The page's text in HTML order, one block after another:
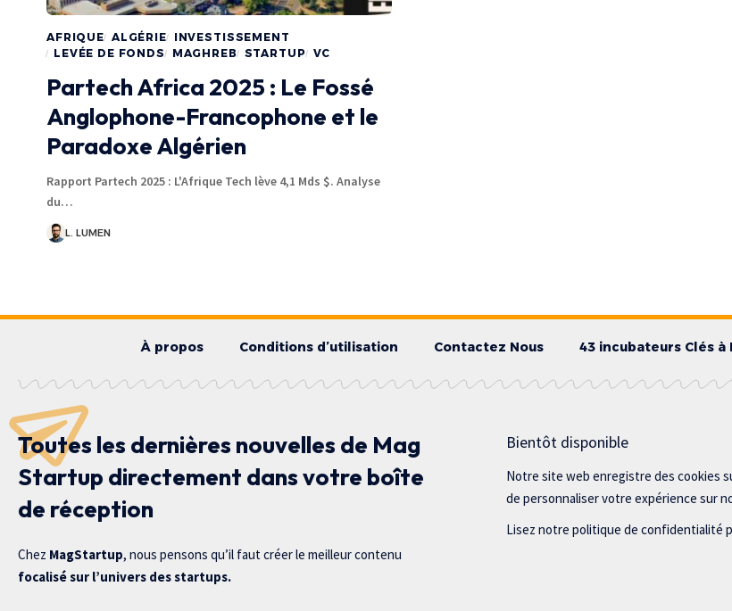
AFRIQUE ALGÉRIE
INVESTISSEMENT
LEVÉE DE FONDS
MAGHREB STARTUP VC
Partech Africa 2025 : Le Fossé
Anglophone-Francophone et le
Paradoxe Algérien
Rapport Partech 2025 : L'Afrique Tech lève 4,1 Mds $. Analyse
du…
L. LUMEN
À propos Conditions d’utilisation Contactez Nous 43 incubateurs Clés à
Toutes les dernières nouvelles de Mag
Startup directement dans votre boîte
de réception
Chez MagStartup, nous pensons qu’il faut créer le meilleur contenu
focalisé sur l’univers des startups.
Bientôt disponible
Notre site web enregistre des cookies
de personnaliser votre expérience sur
Lisez notre politique de confidentialité